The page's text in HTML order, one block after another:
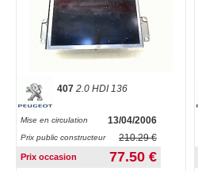
407 2.0 HDI 136
Mise en circulation 13/04/2006
Prix public constructeur 210.29 €
Prix occasion 77.50 €